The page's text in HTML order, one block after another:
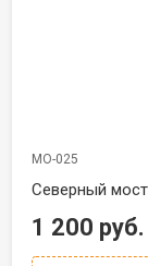
МО-025
Северный мост
1 200 руб.